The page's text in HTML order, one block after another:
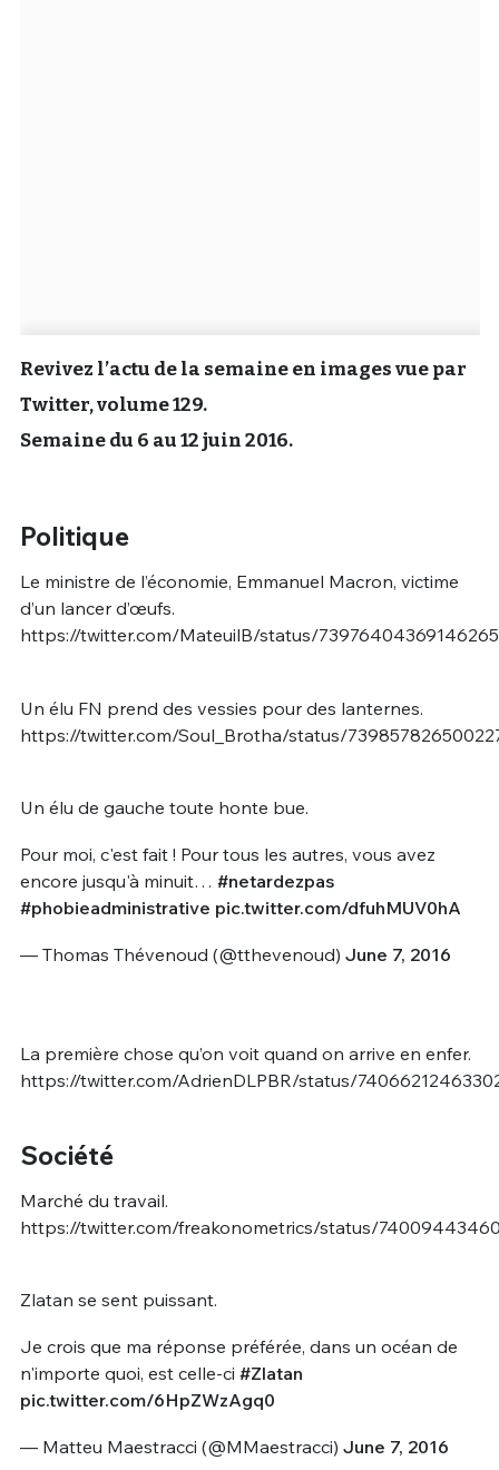
Revivez l’actu de la semaine en images vue par
Twitter, volume 129.
Semaine du 6 au 12 juin 2016.
Politique
Le ministre de l’économie, Emmanuel Macron, victime
d’un lancer d’œufs.
https://twitter.com/MateuilB/status/
Un élu FN prend des vessies pour des lanternes.
https://twitter.com/Soul_Brotha/status/
Un élu de gauche toute honte bue.
Pour moi, c'est fait ! Pour tous les autres, vous avez
encore jusqu'à minuit… #netardezpas
#phobieadministrative pic.twitter.com/dfuhMUV0hA
— Thomas Thévenoud (@tthevenoud) June 7, 2016
La première chose qu’on voit quand on arrive en enfer.
https://twitter.com/AdrienDLPBR/status/
Société
Marché du travail.
https://twitter.com/freakonometrics/status/
Zlatan se sent puissant.
Je crois que ma réponse préférée, dans un océan de
n'importe quoi, est celle-ci #Zlatan
pic.twitter.com/6HpZWzAgq0
— Matteu Maestracci (@MMaestracci) June 7, 2016